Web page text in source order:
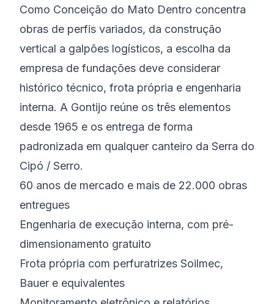
Como Conceição do Mato Dentro concentra
obras de perfis variados, da construção
vertical a galpões logísticos, a escolha da
empresa de fundações deve considerar
histórico técnico, frota própria e engenharia
interna. A Gontijo reúne os três elementos
desde 1965 e os entrega de forma
padronizada em qualquer canteiro da Serra do
Cipó / Serro.
60 anos de mercado e mais de 22.000 obras
entregues
Engenharia de execução interna, com pré-
dimensionamento gratuito
Frota própria com perfuratrizes Soilmec,
Bauer e equivalentes